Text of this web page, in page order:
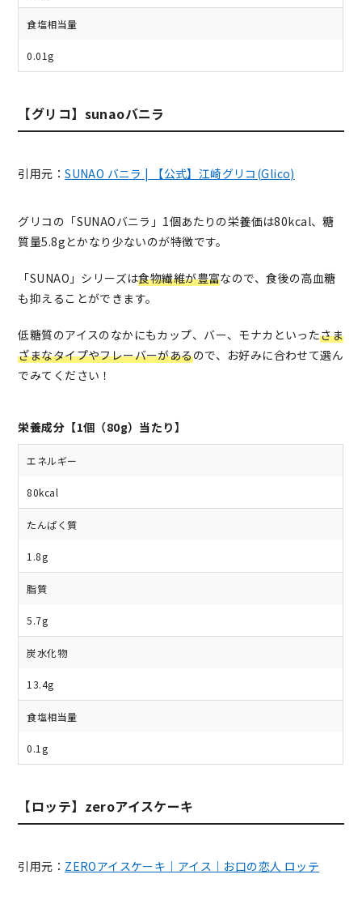
食塩相当量
0.01g
【グリコ】sunaoバニラ
引用元：SUNAO バニラ | 【公式】江崎グリコ(Glico)
グリコの「SUNAOバニラ」1個あたりの栄養価は80kcal、糖
質量5.8gとかなり少ないのが特徴です。
「SUNAO」シリーズは食物繊維が豊富なので、食後の高血糖
も抑えることができます。
低糖質のアイスのなかにもカップ、バー、モナカといったさま
ざまなタイプやフレーバーがあるので、お好みに合わせて選ん
でみてください！
栄養成分【1個（80g）当たり】
エネルギー
80kcal
たんぱく質
1.8g
脂質
5.7g
炭水化物
13.4g
食塩相当量
0.1g
【ロッテ】zeroアイスケーキ
引用元： ZEROアイスケーキ｜アイス｜お口の恋人 ロッテ